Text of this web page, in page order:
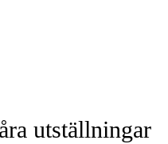
utställningar